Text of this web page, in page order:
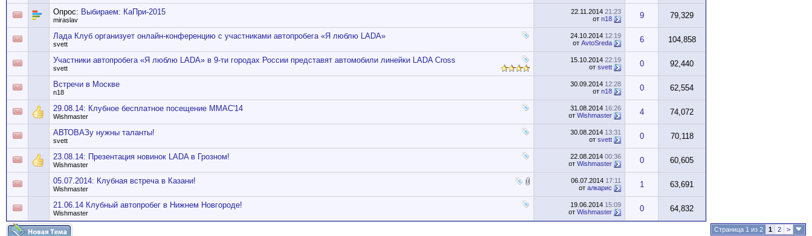
Опрос: Выбираем: КаПри-2015
miraslav
22.11.2014 21:23
от n18 9 79,329
Лада Клуб организует онлайн-конференцию с участниками автопробега «Я люблю LADA»
svett
24.10.2014 12:19
от AvtoSreda 6 104,858
Участники автопробега «Я люблю LADA» в 9-ти городах России представят автомобили линейки LADA Cross
svett
15.10.2014 22:19
от svett 0 92,440
Встречи в Москве
n18
30.09.2014 12:28
от n18 0 62,554
29.08.14: Клубное бесплатное посещение ММАС'14
Wishmaster
31.08.2014 16:26
от Wishmaster 4 74,072
АВТОВАЗу нужны таланты!
svett
30.08.2014 13:31
от svett 0 70,118
23.08.14: Презентация новинок LADA в Грозном!
Wishmaster
22.08.2014 00:36
от Wishmaster 0 60,605
05.07.2014: Клубная встреча в Казани!
Wishmaster
06.07.2014 17:11
от алкарис 1 63,691
21.06.14 Клубный автопробег в Нижнем Новгороде!
Wishmaster
19.06.2014 15:09
от Wishmaster 0 64,832
Страница 1 из 2 1 2 >